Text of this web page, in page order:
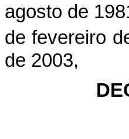
agosto de
de fevereiro
de 2003,